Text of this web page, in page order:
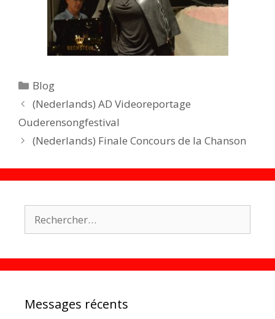
Catégories
Blog
(Nederlands) AD Videoreportage
Ouderensongfestival
(Nederlands) Finale Concours de la Chanson
Messages récents